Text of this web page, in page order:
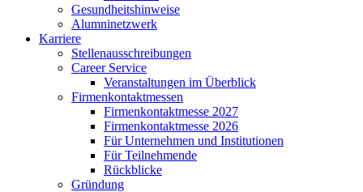
Gesundheitshinweise
Alumninetzwerk
Karriere
Stellenausschreibungen
Career Service
Veranstaltungen im Überblick
Firmenkontaktmessen
Firmenkontaktmesse 2027
Firmenkontaktmesse 2026
Für Unternehmen und Institutionen
Für Teilnehmende
Rückblicke
Gründung